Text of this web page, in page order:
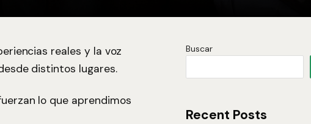
reales y la voz
distintos lugares.
lo que aprendimos
Buscar
Recent Posts